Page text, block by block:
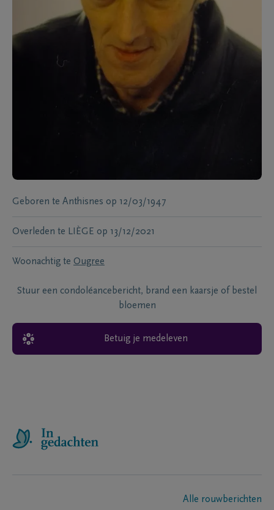
Geboren te Anthisnes op 12/03/1947
Overleden te LIÈGE op 13/12/2021
Woonachtig te Ougree
Stuur een condoléancebericht, brand een kaarsje of bestel
bloemen
Betuig je medeleven
Alle rouwberichten